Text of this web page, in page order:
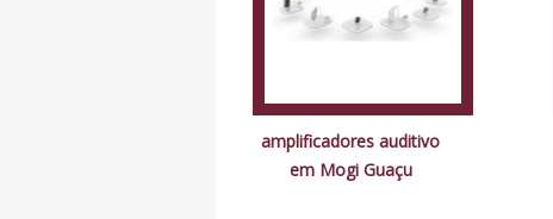
amplificadores auditivo
em Mogi Guaçu